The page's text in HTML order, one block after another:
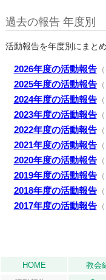
過去の報告 年度別
活動報告を年度別にまと
2026年度の活動報告（
2025年度の活動報告（
2024年度の活動報告（
2023年度の活動報告（
2022年度の活動報告（
2021年度の活動報告（
2020年度の活動報告（
2019年度の活動報告（
2018年度の活動報告（
2017年度の活動報告（
HOME 教会